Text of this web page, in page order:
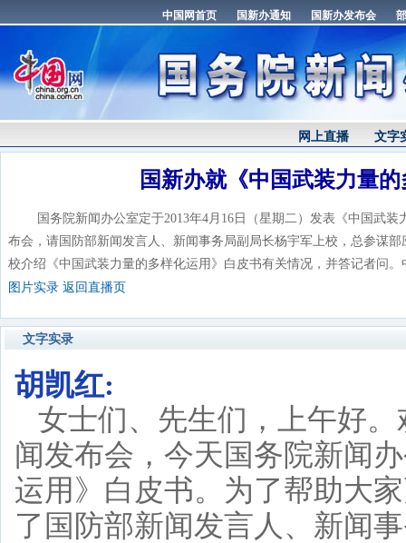
网上直播 文字
国新办就《中国武装力量
国务院新闻办公室定于2013年4月16日（星期二）发表《中国武装
布会，请国防部新闻发言人、新闻事务局副局长杨宇军上校，总参谋
校介绍《中国武装力量的多样化运用》白皮书有关情况，并答记者问
图片实录 返回直播页
文字实录
胡凯红:
女士们、先生们，上午好
闻发布会，今天国务院新闻
运用》白皮书。为了帮助大
了国防部新闻发言人、新闻